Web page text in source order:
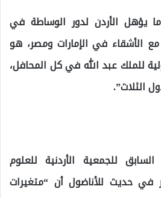
يؤهل الأردن لدور الوساطة في
الأشقاء في الإمارات ومصر، هو
للملك عبد الله في كل المحافل،
الثلاث”.
للجمعية الأردنية للعلوم
في حديث للأناضول أن “متغيرات